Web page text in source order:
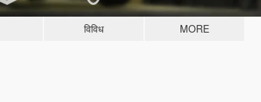
विविध MORE